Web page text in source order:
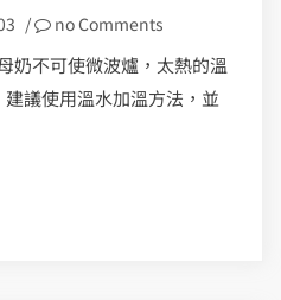
/ no Comments
奶不可使微波爐，太熱的溫
議使用溫水加溫方法，並